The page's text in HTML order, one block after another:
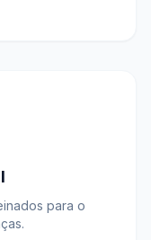
para o